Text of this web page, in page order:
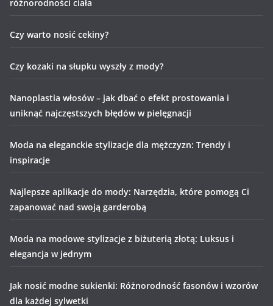
różnorodności ciała
Czy warto nosić cekiny?
Czy kozaki na słupku wyszły z mody?
Nanoplastia włosów – jak dbać o efekt prostowania i
uniknąć najczęstszych błędów w pielęgnacji
Moda na eleganckie stylizacje dla mężczyzn: Trendy i
inspiracje
Najlepsze aplikacje do mody: Narzędzia, które pomogą Ci
zapanować nad swoją garderobą
Moda na modowe stylizacje z biżuterią złotą: Luksus i
elegancja w jednym
Jak nosić modne sukienki: Różnorodność fasonów i wzorów
dla każdej sylwetki